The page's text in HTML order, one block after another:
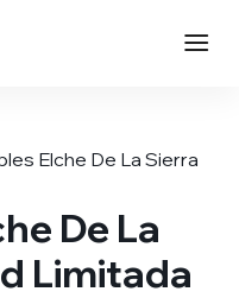
Elche De La Sierra
De La
Limitada